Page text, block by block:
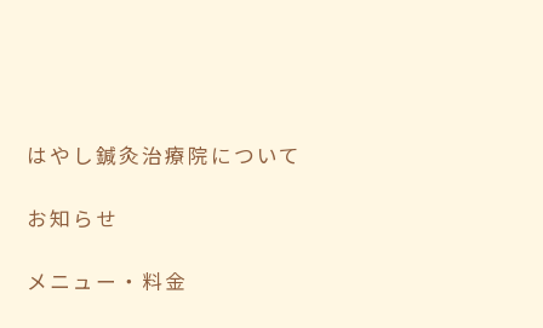
はやし鍼灸治療院について
お知らせ
メニュー・料金